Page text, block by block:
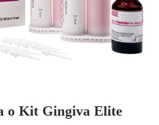
o Kit Gingiva Elite